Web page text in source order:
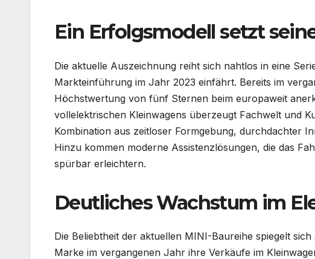
Ein Erfolgsmodell setzt
Die aktuelle Auszeichnung reiht sich nahtlos in eine
Markteinführung im Jahr 2023 einfährt. Bereits im
Höchstwertung von fünf Sternen beim europaweit
vollelektrischen Kleinwagens überzeugt Fachwelt und
Kombination aus zeitloser Formgebung, durchdachter
Hinzu kommen moderne Assistenzlösungen, die das
spürbar erleichtern.
Deutliches Wachstum im
Die Beliebtheit der aktuellen MINI-Baureihe spiegelt
Marke im vergangenen Jahr ihre Verkäufe im